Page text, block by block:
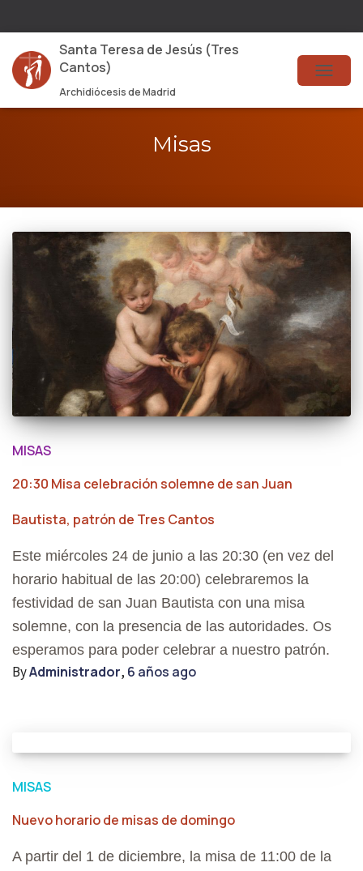
Santa Teresa de Jesús (Tres
Cantos)
Archidiócesis de Madrid
Misas
MISAS
20:30 Misa celebración solemne de san Juan
Bautista, patrón de Tres Cantos
Este miércoles 24 de junio a las 20:30 (en vez del
horario habitual de las 20:00) celebraremos la
festividad de san Juan Bautista con una misa
solemne, con la presencia de las autoridades. Os
esperamos para poder celebrar a nuestro patrón.
ByAdministrador, 6 años ago
MISAS
Nuevo horario de misas de domingo
A partir del 1 de diciembre, la misa de 11:00 de la